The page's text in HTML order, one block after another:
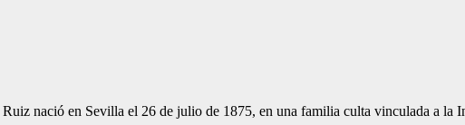
nació en Sevilla el 26 de julio de 1875, en una familia culta vinculada a la